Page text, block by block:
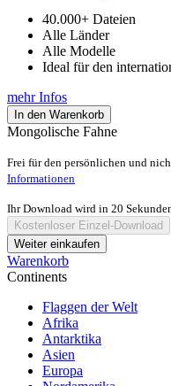
40.000+ Dateien
Alle Länder
Alle Modelle
Ideal für den
mehr Infos
In den Warenkorb
Mongolische Fahne
Frei für den persönlichen und
Informationen
Ihr Download wird in 20
Kostenloser Einzel-Download
Weiter einkaufen
Warenkorb
Continents
Flaggen der Welt
Afrika
Antarktika
Asien
Europa